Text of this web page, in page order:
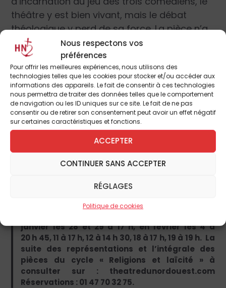
Nous respectons vos
préférences
Pour offrir les meilleures expériences, nous utilisons des
technologies telles que les cookies pour stocker et/ou accéder aux
informations des appareils. Le fait de consentir à ces technologies
nous permettra de traiter des données telles que le comportement
de navigation ou les ID uniques sur ce site. Le fait de ne pas
consentir ou de retirer son consentement peut avoir un effet négatif
sur certaines caractéristiques et fonctions.
ACCEPTER
CONTINUER SANS ACCEPTER
RÉGLAGES
Politique de cookies
théâtre y est bien vivant, mais le débat
théologique y perd de sa force. La pièce n’a
pas pu échapper à cette confrontation
théorique des discours. Mais elle a l’immense
mérite de rendre possible, dans l’état actuel
d’ignorance ou d’idées toutes faites sur des
sujets aussi graves, un niveau de réflexion et
d’interrogations qui nous sortent de ce prêt-
à-porter superficiel où se situe
habituellement le dialogue des religions. Elle
est aussi par la grâce des comédiens,
Pascal Guignard-Cordelier, Pierre Sourdive
et Samantha Sanson un beau et bon
moment de théâtre.
Théâtre du Nord-Ouest, 13, rue du Faubourg
janvier les 28 et 29 à 17 h, en février les 4 à
20 h 45, 11 à 17 h, 12 à 14 h 30, 18 à 17 h, 19 à 19 h. La
suite des représentations et l’intégrale des
pièces du cycle « Religions et laïcité » à
consulter sur : theatredunordouest.com
Réservations : 01 47 70 32 75.